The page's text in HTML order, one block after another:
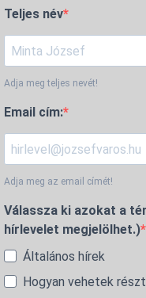
Teljes név
Adja meg teljes nevét!
Email cím:
Adja meg az email címét!
Válassza ki azokat a
hírlevelet megjelölhet.)
Általános hírek
Hogyan vehetek részt